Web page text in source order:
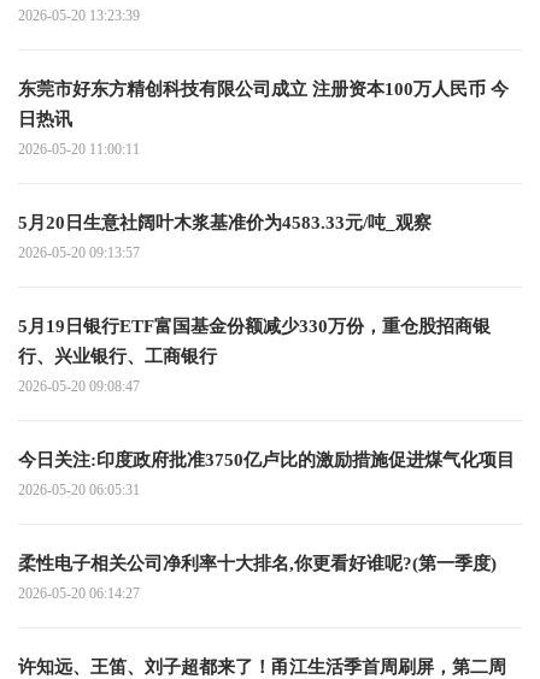
2026-05-20 13:23:39
东莞市好东方精创科技有限公司成立 注册资本100万人民币 今
日热讯
2026-05-20 11:00:11
5月20日生意社阔叶木浆基准价为4583.33元/吨_观察
2026-05-20 09:13:57
5月19日银行ETF富国基金份额减少330万份，重仓股招商银
行、兴业银行、工商银行
2026-05-20 09:08:47
今日关注:印度政府批准3750亿卢比的激励措施促进煤气化项目
2026-05-20 06:05:31
柔性电子相关公司净利率十大排名,你更看好谁呢?(第一季度)
2026-05-20 06:14:27
许知远、王笛、刘子超都来了！甬江生活季首周刷屏，第二周